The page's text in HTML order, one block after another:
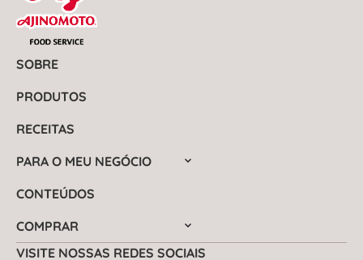
SOBRE
PRODUTOS
RECEITAS
PARA O MEU NEGÓCIO
CONTEÚDOS
COMPRAR
VISITE NOSSAS REDES SOCIAIS